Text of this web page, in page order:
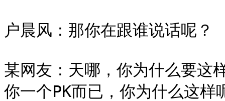
户晨风：那你在跟谁说话呢？
某网友：天哪，你为什么要这
你一个PK而已，你为什么这样